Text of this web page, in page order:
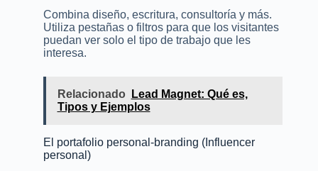
Combina diseño, escritura, consultoría y más.
Utiliza pestañas o filtros para que los visitantes
puedan ver solo el tipo de trabajo que les
interesa.
Relacionado
Lead Magnet: Qué es,
Tipos y Ejemplos
El portafolio personal-branding (Influencer
personal)